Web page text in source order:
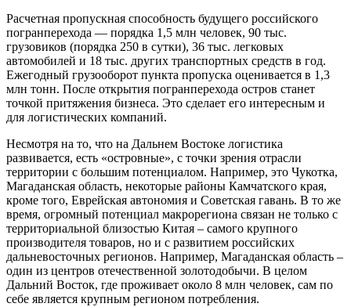
Расчетная пропускная способность будущего российского
погранперехода — порядка 1,5 млн человек, 90 тыс.
грузовиков (порядка 250 в сутки), 36 тыс. легковых
автомобилей и 18 тыс. других транспортных средств в год.
Ежегодный грузооборот пункта пропуска оценивается в 1,3
млн тонн. После открытия погранперехода остров станет
точкой притяжения бизнеса. Это сделает его интересным и
для логистических компаний.
Несмотря на то, что на Дальнем Востоке логистика
развивается, есть «островные», с точки зрения отрасли
территории с большим потенциалом. Например, это Чукотка,
Магаданская область, некоторые районы Камчатского края,
кроме того, Еврейская автономия и Советская гавань. В то же
время, огромный потенциал макрорегиона связан не только с
территориальной близостью Китая – самого крупного
производителя товаров, но и с развитием российских
дальневосточных регионов. Например, Магаданская область –
один из центров отечественной золотодобычи. В целом
Дальний Восток, где проживает около 8 млн человек, сам по
себе является крупным регионом потребления.